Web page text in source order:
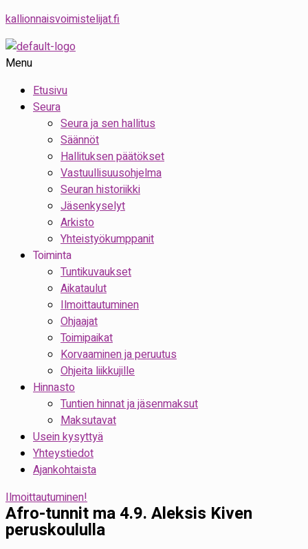
kallionnaisvoimistelijat.fi
Menu
Etusivu
Seura
Seura ja sen hallitus
Säännöt
Hallituksen päätökset
Vastuullisuusohjelma
Seuran historiikki
Jäsenkyselyt
Arkisto
Yhteistyökumppanit
Toiminta
Tuntikuvaukset
Aikataulut
Ilmoittautuminen
Ohjaajat
Toimipaikat
Korvaaminen ja peruutus
Ohjeita liikkujille
Hinnasto
Tuntien hinnat ja jäsenmaksut
Maksutavat
Usein kysyttyä
Yhteystiedot
Ajankohtaista
Ilmoittautuminen!
Afro-tunnit ma 4.9. Aleksis Kiven
peruskoululla